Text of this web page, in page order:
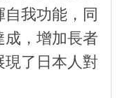
我功能，同
成，增加長者
現了日本人對